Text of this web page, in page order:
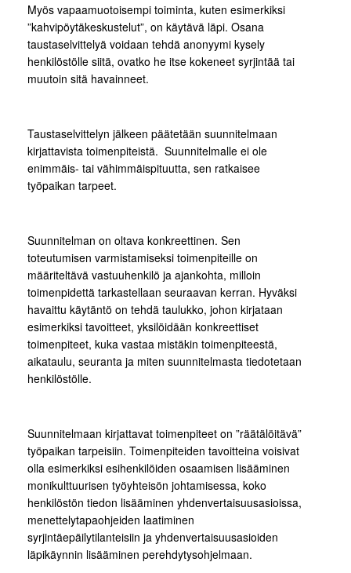
Myös vapaamuotoisempi toiminta, kuten esimerkiksi
”kahvipöytäkeskustelut”, on käytävä läpi. Osana
taustaselvittelyä voidaan tehdä anonyymi kysely
henkilöstölle siitä, ovatko he itse kokeneet syrjintää tai
muutoin sitä havainneet.
Taustaselvittelyn jälkeen päätetään suunnitelmaan
kirjattavista toimenpiteistä. Suunnitelmalle ei ole
enimmäis- tai vähimmäispituutta, sen ratkaisee
työpaikan tarpeet.
Suunnitelman on oltava konkreettinen. Sen
toteutumisen varmistamiseksi toimenpiteille on
määriteltävä vastuuhenkilö ja ajankohta, milloin
toimenpidettä tarkastellaan seuraavan kerran. Hyväksi
havaittu käytäntö on tehdä taulukko, johon kirjataan
esimerkiksi tavoitteet, yksilöidään konkreettiset
toimenpiteet, kuka vastaa mistäkin toimenpiteestä,
aikataulu, seuranta ja miten suunnitelmasta tiedotetaan
henkilöstölle.
Suunnitelmaan kirjattavat toimenpiteet on ”räätälöitävä”
työpaikan tarpeisiin. Toimenpiteiden tavoitteina voisivat
olla esimerkiksi esihenkilöiden osaamisen lisääminen
monikulttuurisen työyhteisön johtamisessa, koko
henkilöstön tiedon lisääminen yhdenvertaisuusasioissa,
menettelytapaohjeiden laatiminen
syrjintäepäilytilanteisiin ja yhdenvertaisuusasioiden
läpikäynnin lisääminen perehdytysohjelmaan.